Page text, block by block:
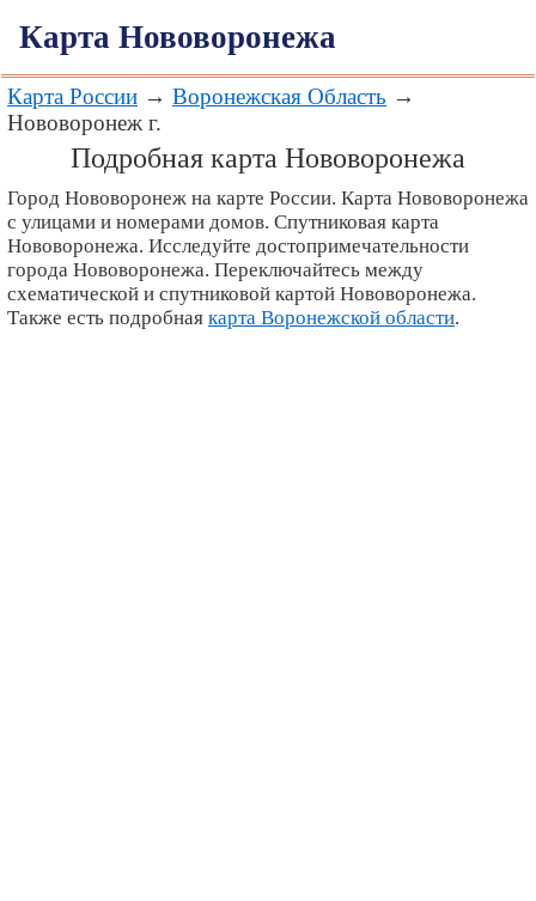
Карта Нововоронежа
Карта России → Воронежская Область →
Нововоронеж г.
Подробная карта Нововоронежа
Город Нововоронеж на карте России. Карта Нововоронежа
с улицами и номерами домов. Спутниковая карта
Нововоронежа. Исследуйте достопримечательности
города Нововоронежа. Переключайтесь между
схематической и спутниковой картой Нововоронежа.
Также есть подробная карта Воронежской области.